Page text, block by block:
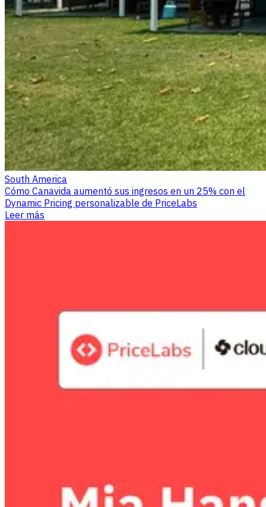
South America
Cómo Canavida aumentó sus ingresos en un 25% con el
Dynamic Pricing personalizable de PriceLabs
Leer más